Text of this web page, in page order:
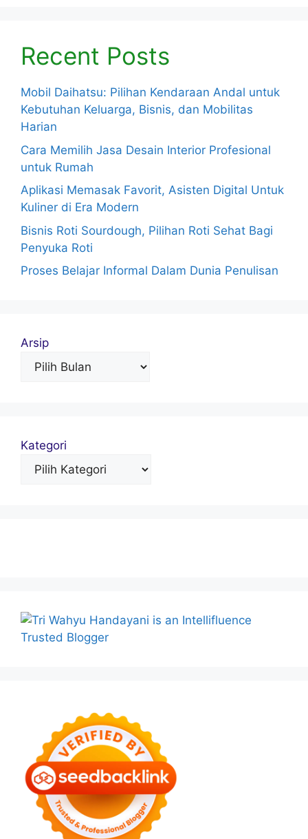
Recent Posts
Mobil Daihatsu: Pilihan Kendaraan Andal untuk
Kebutuhan Keluarga, Bisnis, dan Mobilitas
Harian
Cara Memilih Jasa Desain Interior Profesional
untuk Rumah
Aplikasi Memasak Favorit, Asisten Digital Untuk
Kuliner di Era Modern
Bisnis Roti Sourdough, Pilihan Roti Sehat Bagi
Penyuka Roti
Proses Belajar Informal Dalam Dunia Penulisan
Arsip
Kategori